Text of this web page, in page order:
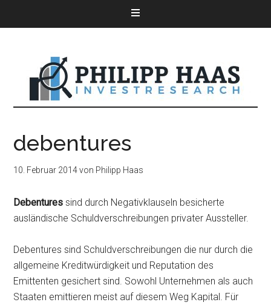
debentures
10. Februar 2014von Philipp Haas
Debentures sind durch Negativklauseln besicherte
ausländische Schuldverschreibungen privater Aussteller.
Debentures sind Schuldverschreibungen die nur durch die
allgemeine Kreditwürdigkeit und Reputation des
Emittenten gesichert sind. Sowohl Unternehmen als auch
Staaten emittieren meist auf diesem Weg Kapital. Für